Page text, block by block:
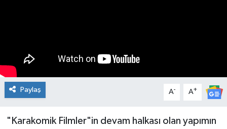
Paylaş A- A+
"Karakomik Filmler"in devam halkası olan yapımın
KİĞI
MERKEZ